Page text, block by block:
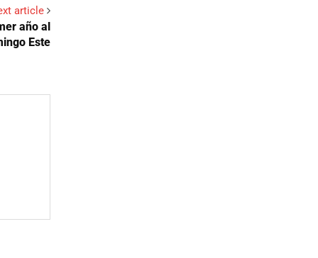
article
año al
Este